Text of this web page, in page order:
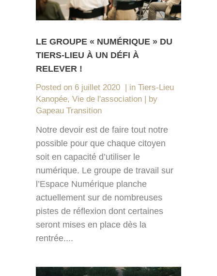
LE GROUPE « NUMÉRIQUE » DU
TIERS-LIEU À UN DÉFI À
RELEVER !
Posted on 6 juillet 2020 in Tiers-Lieu
Kanopée, Vie de l'association
by
Gapeau Transition
Notre devoir est de faire tout notre
possible pour que chaque citoyen
soit en capacité d’utiliser le
numérique. Le groupe de travail sur
l’Espace Numérique planche
actuellement sur de nombreuses
pistes de réflexion dont certaines
seront mises en place dès la
rentrée....